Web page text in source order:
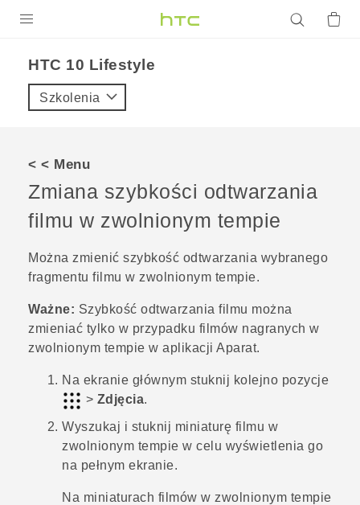
VIVE
VIVERSE
POMOC TECHNICZNA
Urządzenia i akcesoria HTC
Zaloguj się
HTC 10 Lifestyle‎
Szkolenia
< < Menu
Zmiana szybkości odtwarzania
filmu w zwolnionym tempie
Można zmienić szybkość odtwarzania wybranego
fragmentu filmu w zwolnionym tempie.
Ważne: Szybkość odtwarzania filmu można
zmieniać tylko w przypadku filmów nagranych w
zwolnionym tempie w aplikacji Aparat.
Na ekranie głównym stuknij kolejno pozycje
> Zdjęcia.
Wyszukaj i stuknij miniaturę filmu w
zwolnionym tempie w celu wyświetlenia go
na pełnym ekranie.
Na miniaturach filmów w zwolnionym tempie